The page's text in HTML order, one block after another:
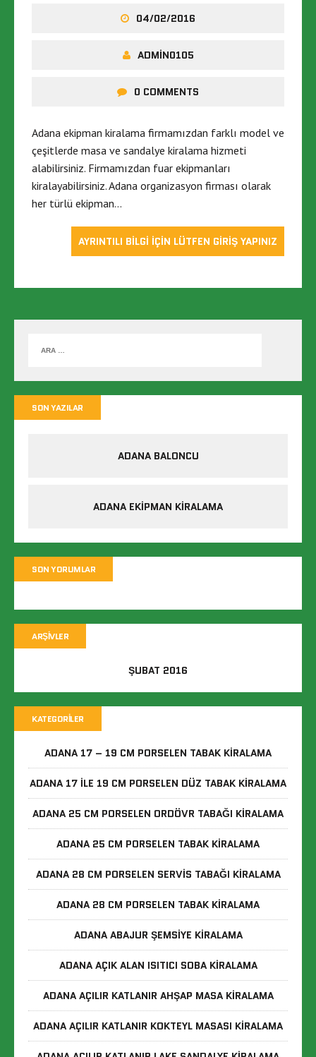
04/02/2016
ADMIN0105
0 COMMENTS
Adana ekipman kiralama firmamızdan farklı model ve
çeşitlerde masa ve sandalye kiralama hizmeti
alabilirsiniz. Firmamızdan fuar ekipmanları
kiralayabilirsiniz. Adana organizasyon firması olarak
her türlü ekipman…
AYRINTILI BİLGİ İÇİN LÜTFEN GİRİŞ YAPINIZ
SON YAZILAR
ADANA BALONCU
ADANA EKIPMAN KIRALAMA
SON YORUMLAR
ARŞIVLER
ŞUBAT 2016
KATEGORILER
ADANA 17 – 19 CM PORSELEN TABAK KIRALAMA
ADANA 17 ILE 19 CM PORSELEN DÜZ TABAK KIRALAMA
ADANA 25 CM PORSELEN ORDÖVR TABAĞI KIRALAMA
ADANA 25 CM PORSELEN TABAK KIRALAMA
ADANA 28 CM PORSELEN SERVIS TABAĞI KIRALAMA
ADANA 28 CM PORSELEN TABAK KIRALAMA
ADANA ABAJUR ŞEMSIYE KIRALAMA
ADANA AÇIK ALAN ISITICI SOBA KIRALAMA
ADANA AÇILIR KATLANIR AHŞAP MASA KIRALAMA
ADANA AÇILIR KATLANIR KOKTEYL MASASI KIRALAMA